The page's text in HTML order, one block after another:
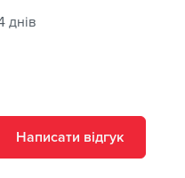
днів
Написати відгук